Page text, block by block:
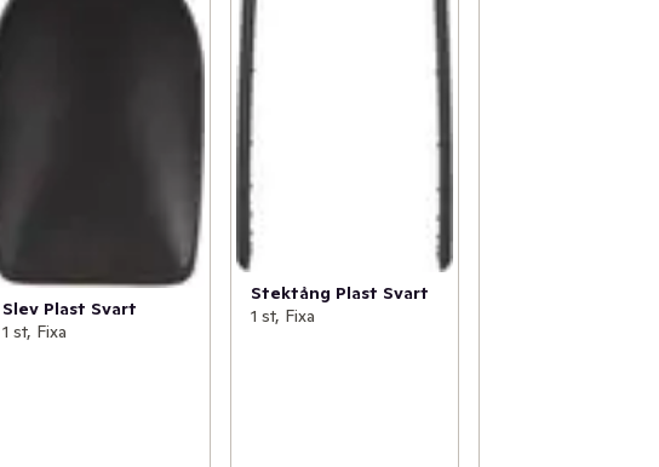
Slev Plast Svart
1 st, Fixa
Stektång Plast Svart
1 st, Fixa